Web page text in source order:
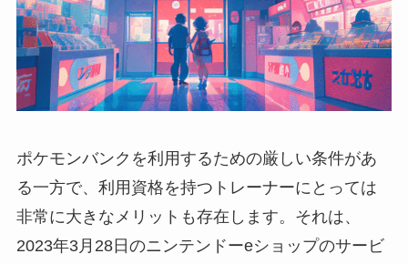
ポケモンバンクを利用するための厳しい条件があ
る一方で、利用資格を持つトレーナーにとっては
非常に大きなメリットも存在します。それは、
2023年3月28日のニンテンドーeショップのサービ